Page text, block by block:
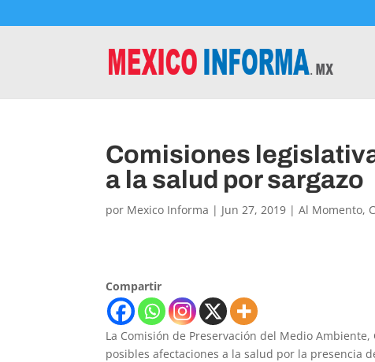
Comisiones
a la salud por sargazo
por Mexico Informa | Jun 27, 2019 |Al Momento,
Compartir
La Comisión de Preservación del Medio
posibles afectaciones a la salud por la presencia